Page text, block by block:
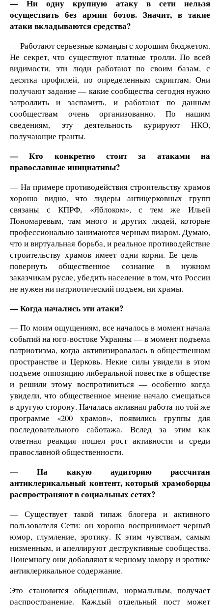
— Ни одну крупную атаку в сети нельзя
осуществить без армии ботов. Значит, в такие
атаки вкладываются средства?
— Работают серьезные команды с хорошим бюджетом.
Не секрет, что существуют платные тролли. По всей
видимости, эти люди работают по своим базам, с
десятка профилей, по определенным скриптам. Они
получают задание — какие сообщества сегодня нужно
затроллить и заспамить, и работают по данным
сообществам очень организованно. По нашим
сведениям, эту деятельность курируют НКО,
получающие гранты.
— Кто конкретно стоит за атаками на
православные инициативы?
— На примере противодействия строительству храмов
хорошо видно, что лидеры антицерковных групп
связаны с КПРФ, «Яблоком», с тем же Ильей
Пономаревым, там много и других людей, которые
профессионально занимаются черным пиаром. Думаю,
что и виртуальная борьба, и реальное противодействие
строительству храмов имеет одни корни. Ее цель —
повернуть общественное сознание в нужном
заказчикам русле, убедить население в том, что России
не нужен ни патриотический подъем, ни храмы.
— Когда начались эти атаки?
— По моим ощущениям, все началось в момент начала
событий на юго-востоке Украины — в момент подъема
патриотизма, когда активизировалась в общественном
пространстве и Церковь. Некие силы увидели в этом
подъеме оппозицию либеральной повестке в обществе
и решили этому воспротивиться — особенно когда
увидели, что общественное мнение начало смещаться
в другую сторону. Началась активная работа по той же
программе «200 храмов», появились группы для
последовательного саботажа. Вслед за этим как
ответная реакция пошел рост активности и среди
православной общественности.
— На какую аудиторию рассчитан
антиклерикальный контент, который храмоборцы
распространяют в социальных сетях?
— Существует такой типаж блогера и активного
пользователя Сети: он хорошо воспринимает черный
юмор, глумление, эротику. К этим чувствам, самым
низменным, и апеллируют деструктивные сообщества.
Понемногу они добавляют к черному юмору и эротике
антиклерикальное содержание.
Это становится обыденным, нормальным, получает
распространение. Каждый отдельный пост может